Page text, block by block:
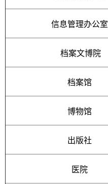
信息管理办公室
档案文博院
档案馆
博物馆
出版社
医院